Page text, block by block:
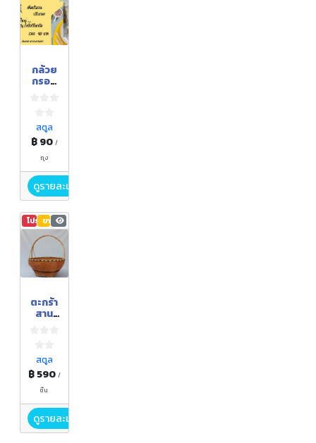
กล้วย
กรอบ
กรัม -
รส
หวาน -
สตูล
฿ 90 /
ถุง
ดูรายละเอียด
โปรโมชัน
ขายดี 3,991
ตะกร้า
สาน
8 นิ้ว
สตูล
฿ 590 /
ชิ้น
ดูรายละเอียด